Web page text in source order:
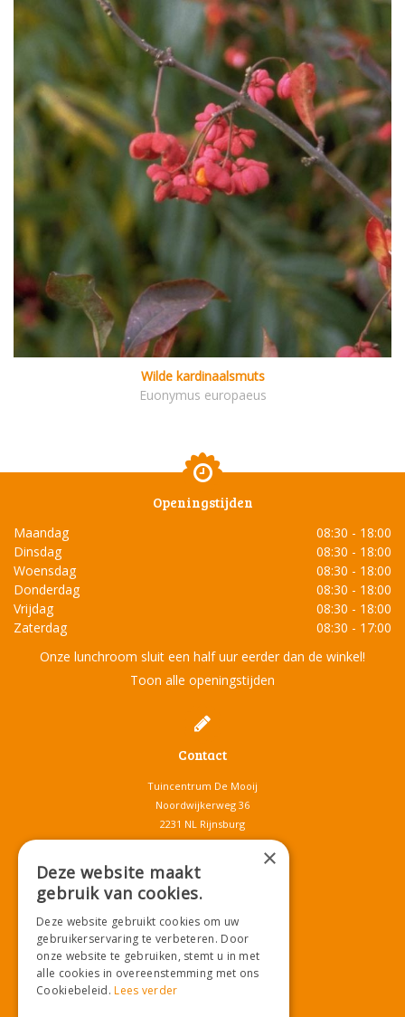
Wilde kardinaalsmuts
Euonymus europaeus
Openingstijden
Maandag
08:30 - 18:00
Dinsdag
08:30 - 18:00
Woensdag
08:30 - 18:00
Donderdag
08:30 - 18:00
Vrijdag
08:30 - 18:00
Zaterdag
08:30 - 17:00
Onze lunchroom sluit een half uur eerder dan de winkel!
Toon alle openingstijden
Contact
Tuincentrum De Mooij
Noordwijkerweg 36
2231 NL Rijnsburg
T.071-4080959
info@tuincentrumdemooij.nl
Download onze App!
×
Deze website maakt
gebruik van cookies.
Deze website gebruikt cookies om uw
gebruikerservaring te verbeteren. Door
onze website te gebruiken, stemt u in met
alle cookies in overeenstemming met ons
Cookiebeleid.Lees verder